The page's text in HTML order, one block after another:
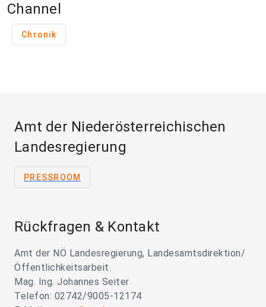
Channel
Chronik
Amt der Niederösterreichischen
Landesregierung
PRESSROOM
Rückfragen & Kontakt
Amt der NÖ Landesregierung, Landesamtsdirektion/
Öffentlichkeitsarbeit
Mag. Ing. Johannes Seiter
Telefon: 02742/9005-12174